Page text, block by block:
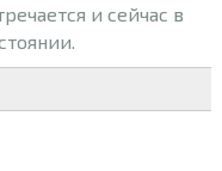
и сейчас в